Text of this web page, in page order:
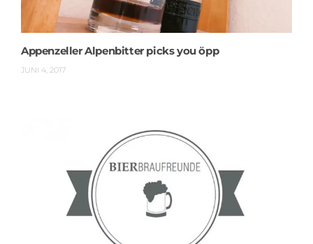
Appenzeller Alpenbitter picks you öpp
JUNI 4, 2017